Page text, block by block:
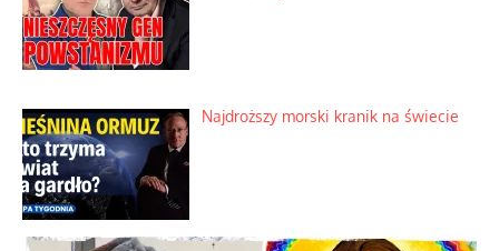
Najdroższy morski kranik na świecie